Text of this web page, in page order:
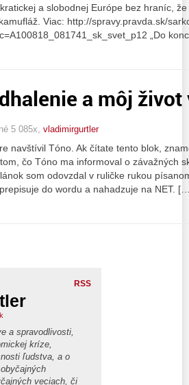
a slobodnej Európe bez hraníc,
Viac: http://spravy.pravda.sk/
„Do
a môj
5 085x, vladimirgurtler
navštívil Tóno. Ak čítate tento blok,
čo Tóno ma informoval o závažných
som odovzdal v ruličke rukou
do wordu a nahadzuje na NET.
RSS
a spravodlivosti,
kríze,
ľudstva, a o
veciach, či